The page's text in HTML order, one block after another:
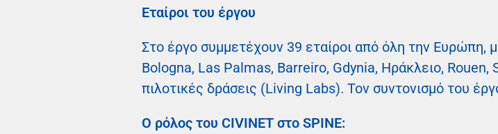
Εταίροι του έργου
Στο έργο συμμετέχουν 39 εταίροι από όλη την Ευρώπη,
Bologna, Las Palmas, Barreiro, Gdynia, Ηράκλειο,
πιλοτικές δράσεις (Living Labs). Τον συντονισμό του
Ο ρόλος του CIVINET στο SPINE: